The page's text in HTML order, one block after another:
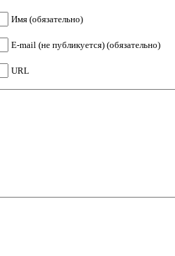
Имя (обязательно)
E-mail (не публикуется) (обязательно)
URL